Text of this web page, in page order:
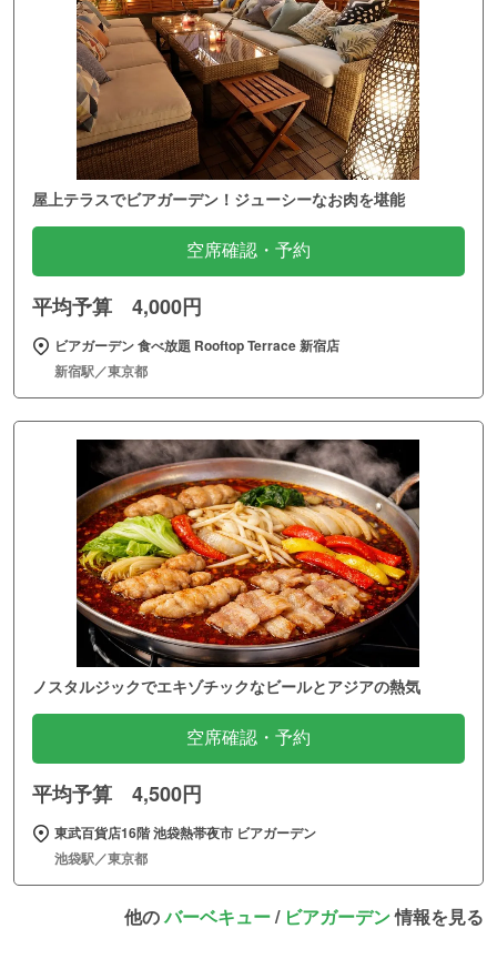
屋上テラスでビアガーデン！ジューシーなお肉を堪能
空席確認・予約
平均予算 4,000円
ビアガーデン 食べ放題 Rooftop Terrace 新宿店
新宿駅／東京都
ノスタルジックでエキゾチックなビールとアジアの熱気
空席確認・予約
平均予算 4,500円
東武百貨店16階 池袋熱帯夜市 ビアガーデン
池袋駅／東京都
他のバーベキュー/ ビアガーデン情報を見る